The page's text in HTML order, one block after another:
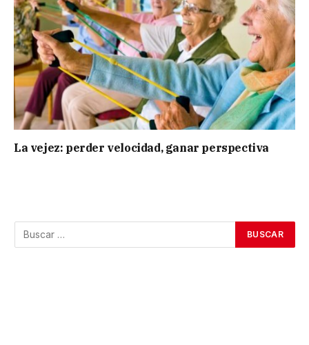
La vejez: perder velocidad, ganar perspectiva